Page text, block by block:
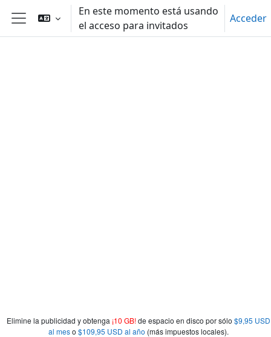
Salta al contenido principal
Elimine la publicidad y obtenga ¡10 GB!de espacio en disco por sólo $9,95 USD
al meso $109,95 USD al año (más impuestos locales).
Panel lateral
En este momento está usando
el acceso para invitados
Acceder